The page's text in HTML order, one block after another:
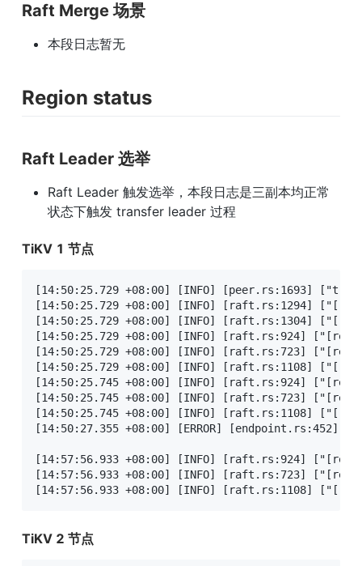
Raft Merge 场景
本段日志暂无
Region status
Raft Leader 选举
Raft Leader 触发选举，本段日志是三副本均正常
状态下触发 transfer leader 过程
TiKV 1 节点
[14:50:25.729 +08:00] [INFO] [peer.rs:1693]
[14:50:25.729 +08:00] [INFO] [raft.rs:1294]
[14:50:25.729 +08:00] [INFO] [raft.rs:1304]
[14:50:25.729 +08:00] [INFO] [raft.rs:924]
[14:50:25.729 +08:00] [INFO] [raft.rs:723]
[14:50:25.729 +08:00] [INFO] [raft.rs:1108]
[14:50:25.745 +08:00] [INFO] [raft.rs:924]
[14:50:25.745 +08:00] [INFO] [raft.rs:723]
[14:50:25.745 +08:00] [INFO] [raft.rs:1108]
[14:50:27.355 +08:00] [ERROR]
[14:57:56.933 +08:00] [INFO] [raft.rs:924]
[14:57:56.933 +08:00] [INFO] [raft.rs:723]
[14:57:56.933 +08:00] [INFO] [raft.rs:1108]
TiKV 2 节点